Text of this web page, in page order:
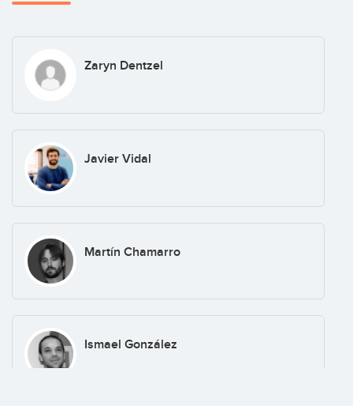
Zaryn Dentzel
Javier Vidal
Martín Chamarro
Ismael González